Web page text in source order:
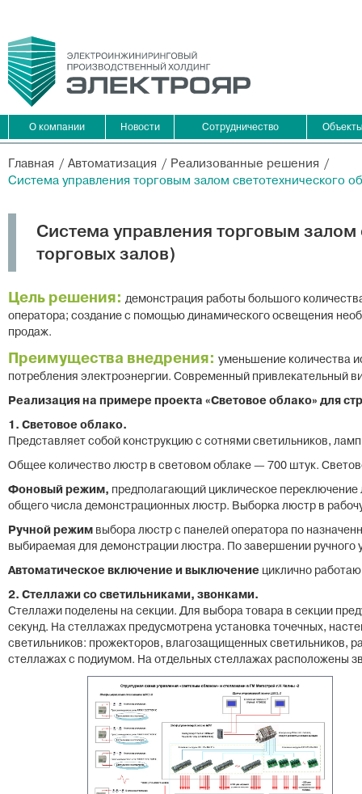
О компании Новости Сотрудничество
Главная Автоматизация
Реализованные решения
Система управления торговым залом светотехнического
Система управления торговым
торговых залов)
Цель решения: демонстрация работы большого
оператора; создание с помощью динамического освещения
продаж.
Преимущества внедрения: уменьшение количества
потребления электроэнергии. Современный привлекательный
Реализация на примере проекта «Световое облако» для
1. Световое облако.
Представляет собой конструкцию с сотнями светильников,
Общее количество люстр в световом облаке — 700 штук.
Фоновый режим, предполагающий циклическое
общего числа демонстрационных люстр. Выборка люстр в
Ручной режим выбора люстр с панелей оператора по
выбираемая для демонстрации люстра. По завершении
Автоматическое включение и выключение циклично
2. Стеллажи со светильниками, звонками.
Стеллажи поделены на секции. Для выбора товара в секции
секунд. На стеллажах предусмотрена установка точечных,
светильников: прожекторов, влагозащищенных
стеллажах с подиумом. На отдельных стеллажах расположены